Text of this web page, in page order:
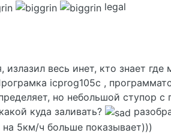
legal
весь инет, кто знает
icprog105c ,
но небольшой ступор
куда заливать?
5км/ч больше показывает)))